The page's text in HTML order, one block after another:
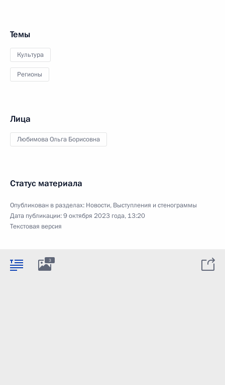
Темы
Культура
Регионы
Лица
Любимова Ольга Борисовна
Статус материала
Опубликован в разделах: Новости, Выступления и стенограммы
Дата публикации:9 октября 2023 года, 13:20
Текстовая версия
3